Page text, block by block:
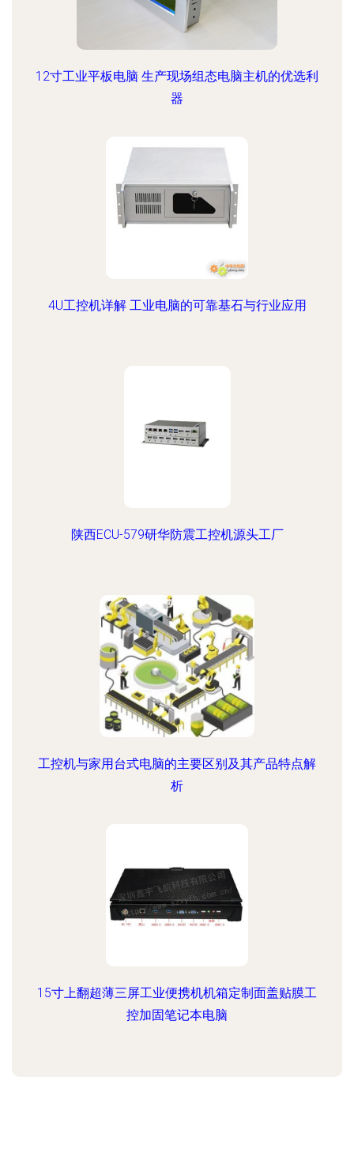
12寸工业平板电脑 生产现场组态电脑主机的优选利
器
4U工控机详解 工业电脑的可靠基石与行业应用
陕西ECU-579研华防震工控机源头工厂
工控机与家用台式电脑的主要区别及其产品特点解
析
15寸上翻超薄三屏工业便携机机箱定制面盖贴膜工
控加固笔记本电脑